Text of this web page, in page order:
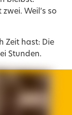
Weil’s so
Zeit hast: Die
Stunden.